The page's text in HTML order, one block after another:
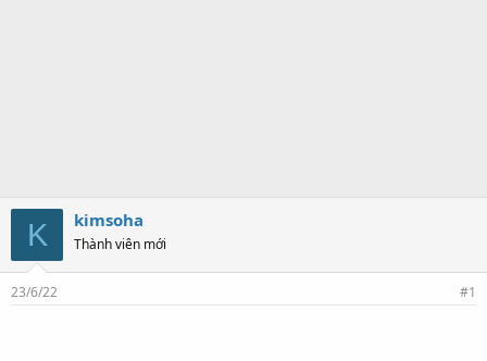
K kimsoha
Thành viên mới
23/6/22 #1